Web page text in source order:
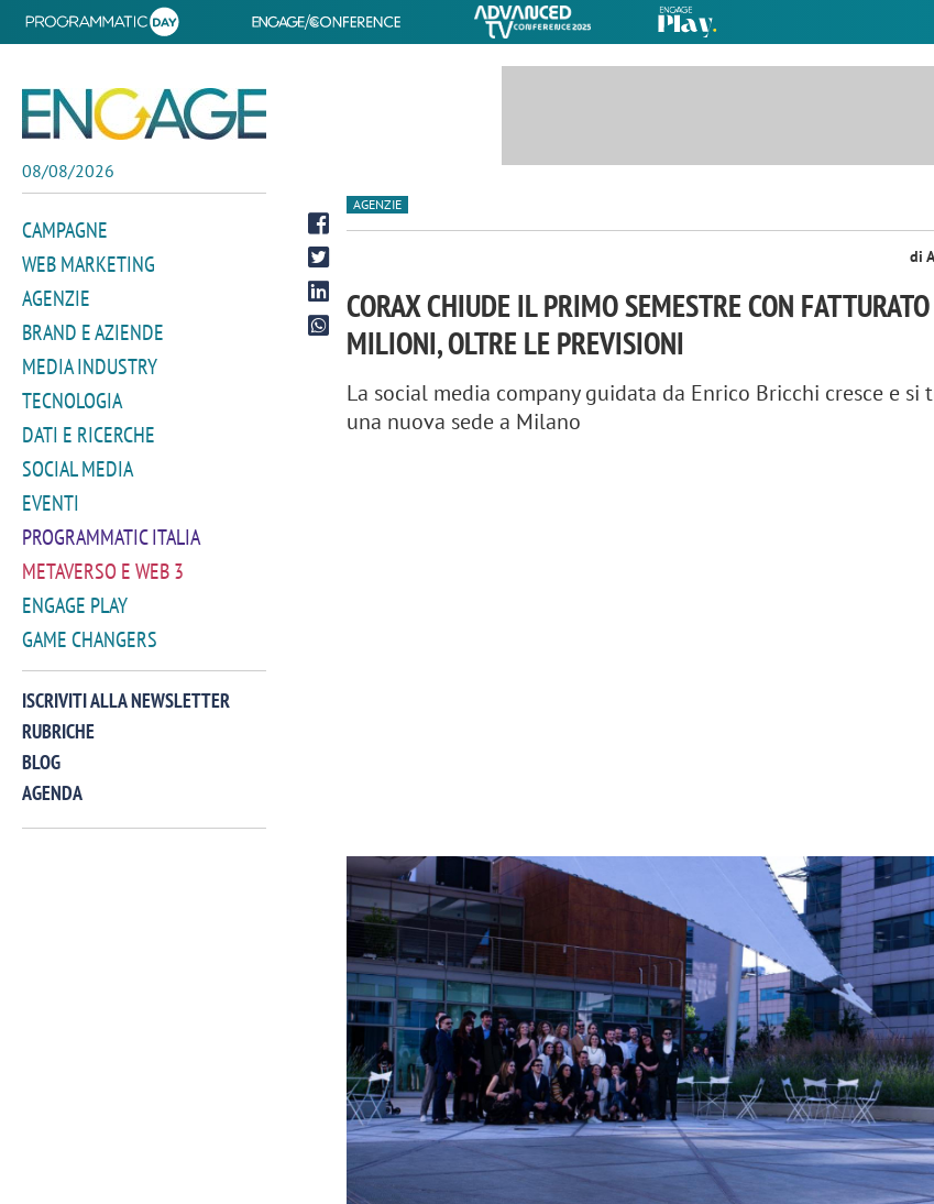
08/08/2026
CAMPAGNE
WEB MARKETING
AGENZIE
BRAND E AZIENDE
MEDIA INDUSTRY
TECNOLOGIA
DATI E RICERCHE
SOCIAL MEDIA
EVENTI
PROGRAMMATIC ITALIA
METAVERSO E WEB 3
ENGAGE PLAY
GAME CHANGERS
ISCRIVITI ALLA NEWSLETTER
RUBRICHE
BLOG
AGENDA
AGENZIE
di
CORAX CHIUDE IL PRIMO SEMESTRE CON
MILIONI, OLTRE LE PREVISIONI
La social media company guidata da Enrico Bricchi cresce e si
una nuova sede a Milano
Manassero, Samsung Ads: «Con Total
Perez, Samsung Ads: «L'Italia è un
mercato strategico e continuerà a
crescere»
Networking agli
startup Kicè punta
"spreco di relazioni"